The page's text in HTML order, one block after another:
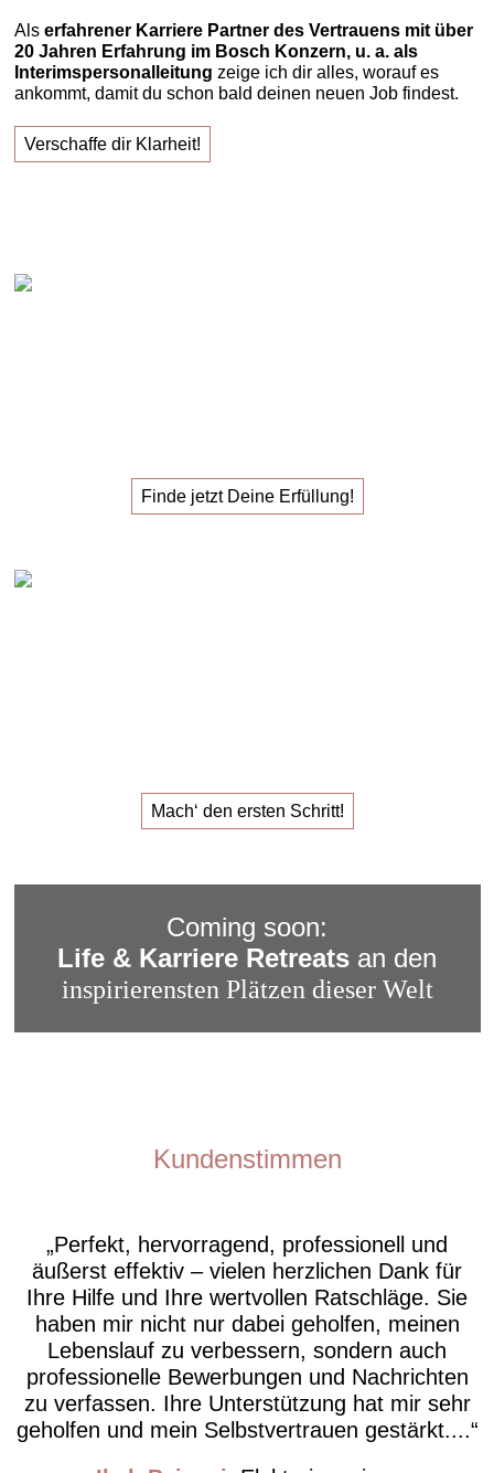
Als erfahrener Karriere Partner des Vertrauens mit über
20 Jahren Erfahrung im Bosch Konzern, u. a. als
Interimspersonalleitung zeige ich dir alles, worauf es
ankommt, damit du schon bald deinen neuen Job findest.
Verschaffe dir Klarheit!
Finde jetzt Deine Erfüllung!
Mach‘ den ersten Schritt!
Coming soon:
Life & Karriere Retreats an den
inspirierensten Plätzen dieser Welt
Kundenstimmen
Perfekt, hervorragend, professionell und
äußerst effektiv – vielen herzlichen Dank für
Ihre Hilfe und Ihre wertvollen Ratschläge. Sie
haben mir nicht nur dabei geholfen, meinen
Lebenslauf zu verbessern, sondern auch
professionelle Bewerbungen und Nachrichten
zu verfassen. Ihre Unterstützung hat mir sehr
geholfen und mein Selbstvertrauen gestärkt....